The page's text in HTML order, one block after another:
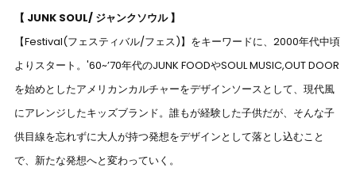
【 JUNK SOUL/ ジャンクソウル 】
【Festival(フェスティバル/フェス)】をキーワードに、2000年代中頃
よりスタート。'60~’70年代のJUNK FOODやSOUL MUSIC,OUT DOOR
を始めとしたアメリカンカルチャーをデザインソースとして、現代風
にアレンジしたキッズブランド。誰もが経験した子供だが、そんな子
供目線を忘れずに大人が持つ発想をデザインとして落とし込むこと
で、新たな発想へと変わっていく。